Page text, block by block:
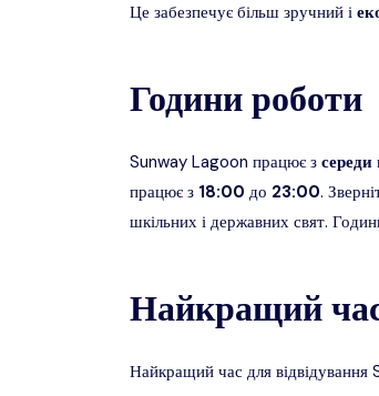
Це забезпечує більш зручний і
Години роботи
Sunway Lagoon працює з середи
працює з 18:00 до 23:00.
шкільних і державних свят.
Найкращий час
Найкращий час для